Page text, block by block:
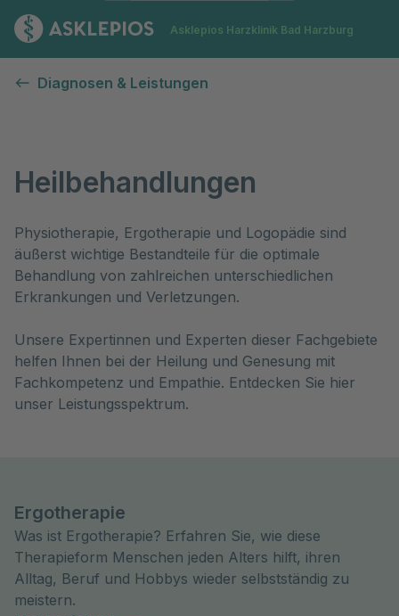
Zur Startseite
Asklepios Harzklinik Bad Harzburg
Diagnosen & Leistungen
Heilbehandlungen
Physiotherapie, Ergotherapie und Logopädie sind
äußerst wichtige Bestandteile für die optimale
Behandlung von zahlreichen unterschiedlichen
Erkrankungen und Verletzungen.
Unsere Expertinnen und Experten dieser Fachgebiete
helfen Ihnen bei der Heilung und Genesung mit
Fachkompetenz und Empathie. Entdecken Sie hier
unser Leistungsspektrum.
Ergotherapie
Was ist Ergotherapie? Erfahren Sie, wie diese
Therapieform Menschen jeden Alters hilft, ihren
Alltag, Beruf und Hobbys wieder selbstständig zu
meistern.